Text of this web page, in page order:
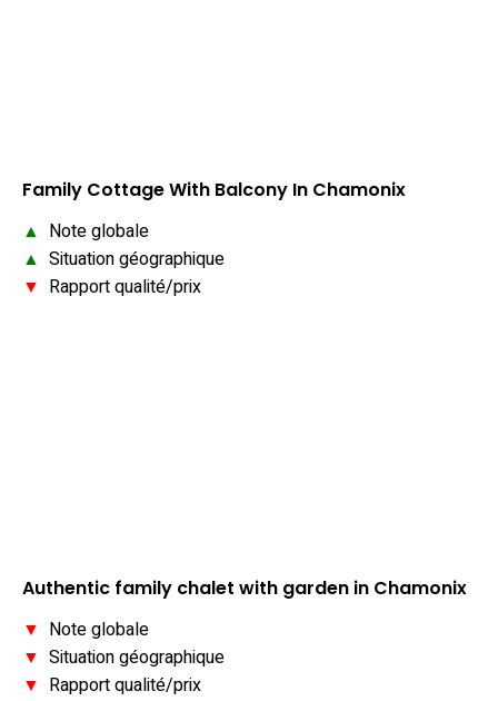
Family Cottage With Balcony In Chamonix
▲ Note globale
▲ Situation géographique
▼ Rapport qualité/prix
Authentic family chalet with garden in Chamonix
▼ Note globale
▼ Situation géographique
▼ Rapport qualité/prix